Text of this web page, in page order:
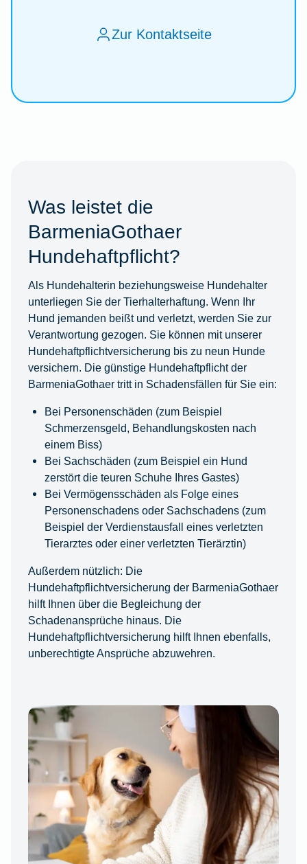
Zur Kontaktseite
Was leistet die
BarmeniaGothaer
Hundehaftpflicht?
Als Hundehalterin beziehungsweise Hundehalter
unterliegen Sie der Tierhalterhaftung. Wenn Ihr
Hund jemanden beißt und verletzt, werden Sie zur
Verantwortung gezogen. Sie können mit unserer
Hundehaftpflichtversicherung bis zu neun Hunde
versichern. Die günstige Hundehaftpflicht der
BarmeniaGothaer tritt in Schadensfällen für Sie ein:
Bei Personenschäden (zum Beispiel
Schmerzensgeld, Behandlungskosten nach
einem Biss)
Bei Sachschäden (zum Beispiel ein Hund
zerstört die teuren Schuhe Ihres Gastes)
Bei Vermögensschäden als Folge eines
Personenschadens oder Sachschadens (zum
Beispiel der Verdienstausfall eines verletzten
Tierarztes oder einer verletzten Tierärztin)
Außerdem nützlich: Die
Hundehaftpflichtversicherung der BarmeniaGothaer
hilft Ihnen über die Begleichung der
Schadenansprüche hinaus. Die
Hundehaftpflichtversicherung hilft Ihnen ebenfalls,
unberechtigte Ansprüche abzuwehren.